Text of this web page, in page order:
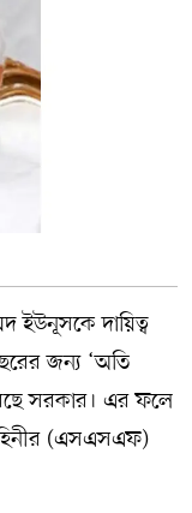
ইউনূসকে দায়িত্ব
জন্য ‘অতি
সরকার। এর ফলে
(এসএসএফ)